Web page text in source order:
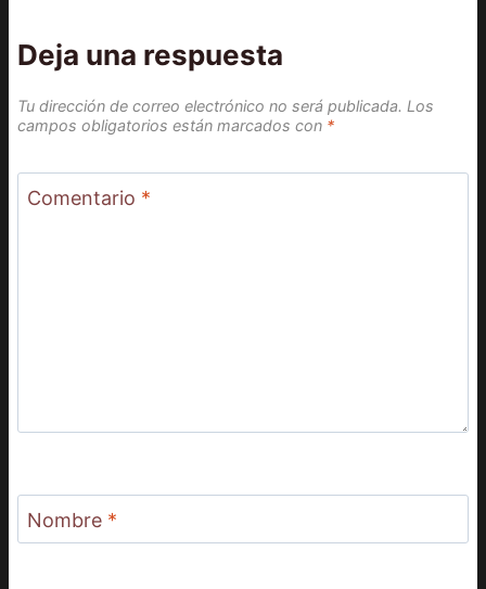
Deja una respuesta
Tu dirección de correo electrónico no será publicada. Los
campos obligatorios están marcados con *
Comentario *
Nombre *